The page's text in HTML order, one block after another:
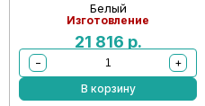
Белый
Изготовление
21 816 р.
−
+
В корзину